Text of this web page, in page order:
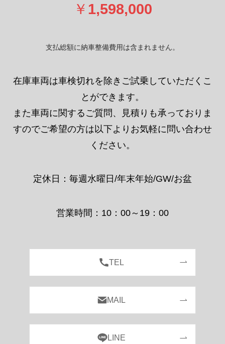
￥ 1,598,000
支払総額に納車整備費用は含まれません。
在庫車両は車検切れを除きご試乗していただくこ
とができます。
また車両に関するご質問、見積りも承っておりま
すのでご希望の方は以下よりお気軽に問い合わせ
ください。
定休日：毎週水曜日/年末年始/GW/お盆
営業時間：10：00～19：00
TEL
MAIL
LINE